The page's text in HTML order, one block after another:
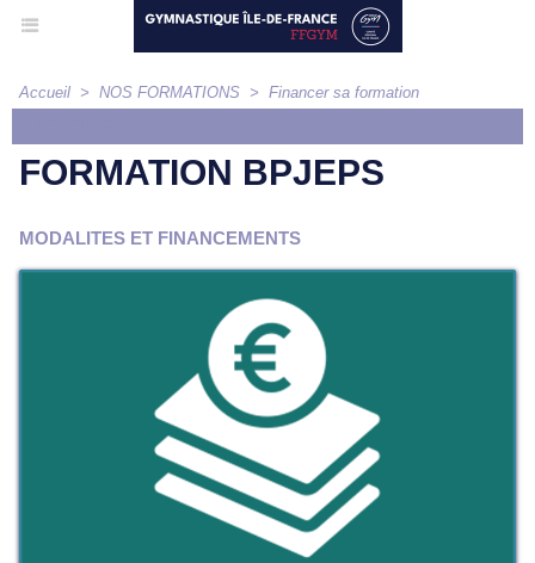
Accueil > NOS FORMATIONS > Financer sa formation
FORMATION BPJEPS
MODALITES ET FINANCEMENTS